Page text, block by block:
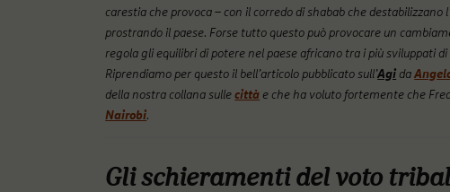
carestia che provoca – con il corredo di shabab che
prostrando il paese. Forse tutto questo può provocare un
regola gli equilibri di potere nel paese africano tra i più sviluppati di
Riprendiamo per questo il bell’articolo pubblicato sull’Agi da
della nostra collana sullecittà e che ha voluto fortemente che
Nairobi.
Gli schieramenti del voto